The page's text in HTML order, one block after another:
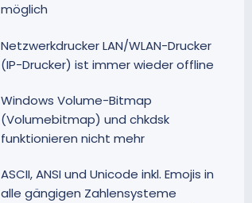
möglich
Netzwerkdrucker LAN/WLAN-Drucker
(IP-Drucker) ist immer wieder offline
Windows Volume-Bitmap
(Volumebitmap) und chkdsk
funktionieren nicht mehr
ASCII, ANSI und Unicode inkl. Emojis in
alle gängigen Zahlensysteme